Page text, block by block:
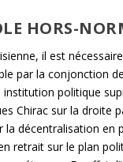
HORS-
il est
par la conjonction
institution politique
Chirac sur la droite
la décentralisation en
retrait sur le plan